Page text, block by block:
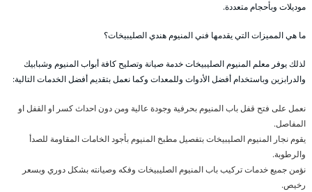
موديلات وبأحجام متعددة.
ما هي المميزات التي يقدمها فني المنيوم هندي الصليبيخات؟
لذلك يوفر معلم المنيوم الصليبيخات خدمة صيانة وتصليح كافة أبواب المنيوم وشبابيك
والدرابزين وباستخدام أفضل الأدوات وللمعدات وكما نعمل بتقديم أفضل الخدمات التالية:
نعمل على فتح قفل باب المنيوم بحرفية وجودة عالية ومن دون احداث كسر او القفل او
المفاصل.
يقوم نجار المنيوم الصليبيخات بتفصيل مطبخ المنيوم بأجود الخامات المقاومة للصدأ
والرطوبة.
نؤمن جميع خدمات تركيب باب المنيوم الصليبيخات وفكه وصيانته بشكل دوري وبسعر
رخيص.